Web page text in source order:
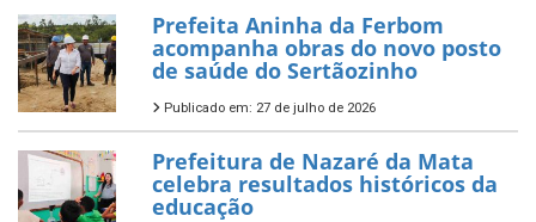
Prefeita Aninha da Ferbom
acompanha obras do novo posto
de saúde do Sertãozinho
Publicado em: 27 de julho de 2026
Prefeitura de Nazaré da Mata
celebra resultados históricos da
educação